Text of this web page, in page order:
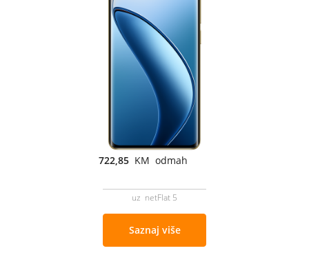
722,85 KM odmah
uz netFlat 5
Saznaj više